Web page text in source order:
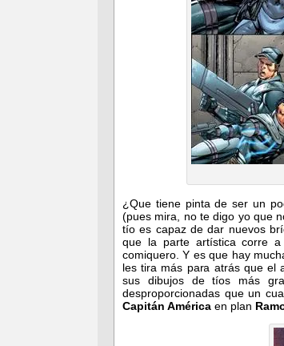
¿Que tiene pinta de ser un
(pues mira, no te digo yo que
tío es capaz de dar nuevos
que la parte artística corre
comiquero. Y es que hay
les tira más para atrás que el
sus dibujos de tíos más
desproporcionadas que un
Capitán América en plan